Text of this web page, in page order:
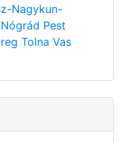
Nagykun-
Nógrád Pest
Tolna Vas